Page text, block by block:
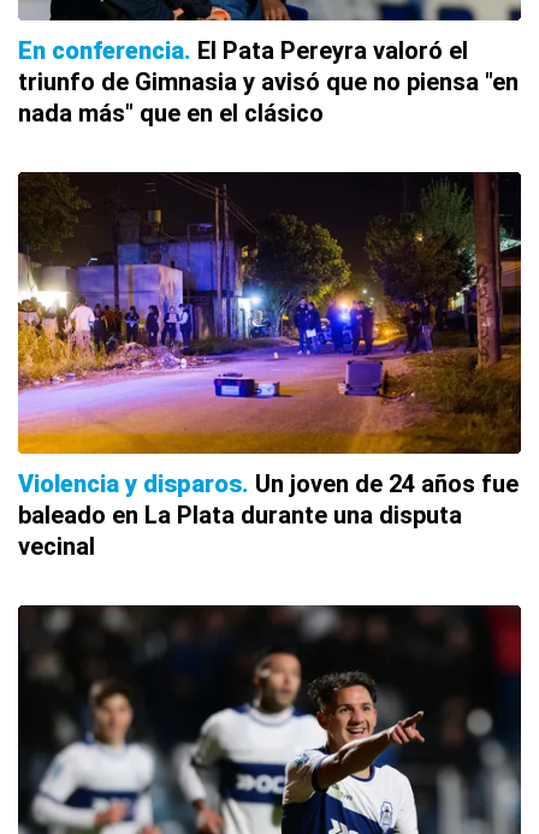
En conferencia El Pata Pereyra valoró el
triunfo de Gimnasia y avisó que no piensa "en
nada más" que en el clásico
Violencia y disparos Un joven de 24 años fue
baleado en La Plata durante una disputa
vecinal